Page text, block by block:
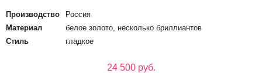
Производство
Россия
Материал
белое золото, несколько бриллиантов
Стиль
гладкое
24 500 руб.